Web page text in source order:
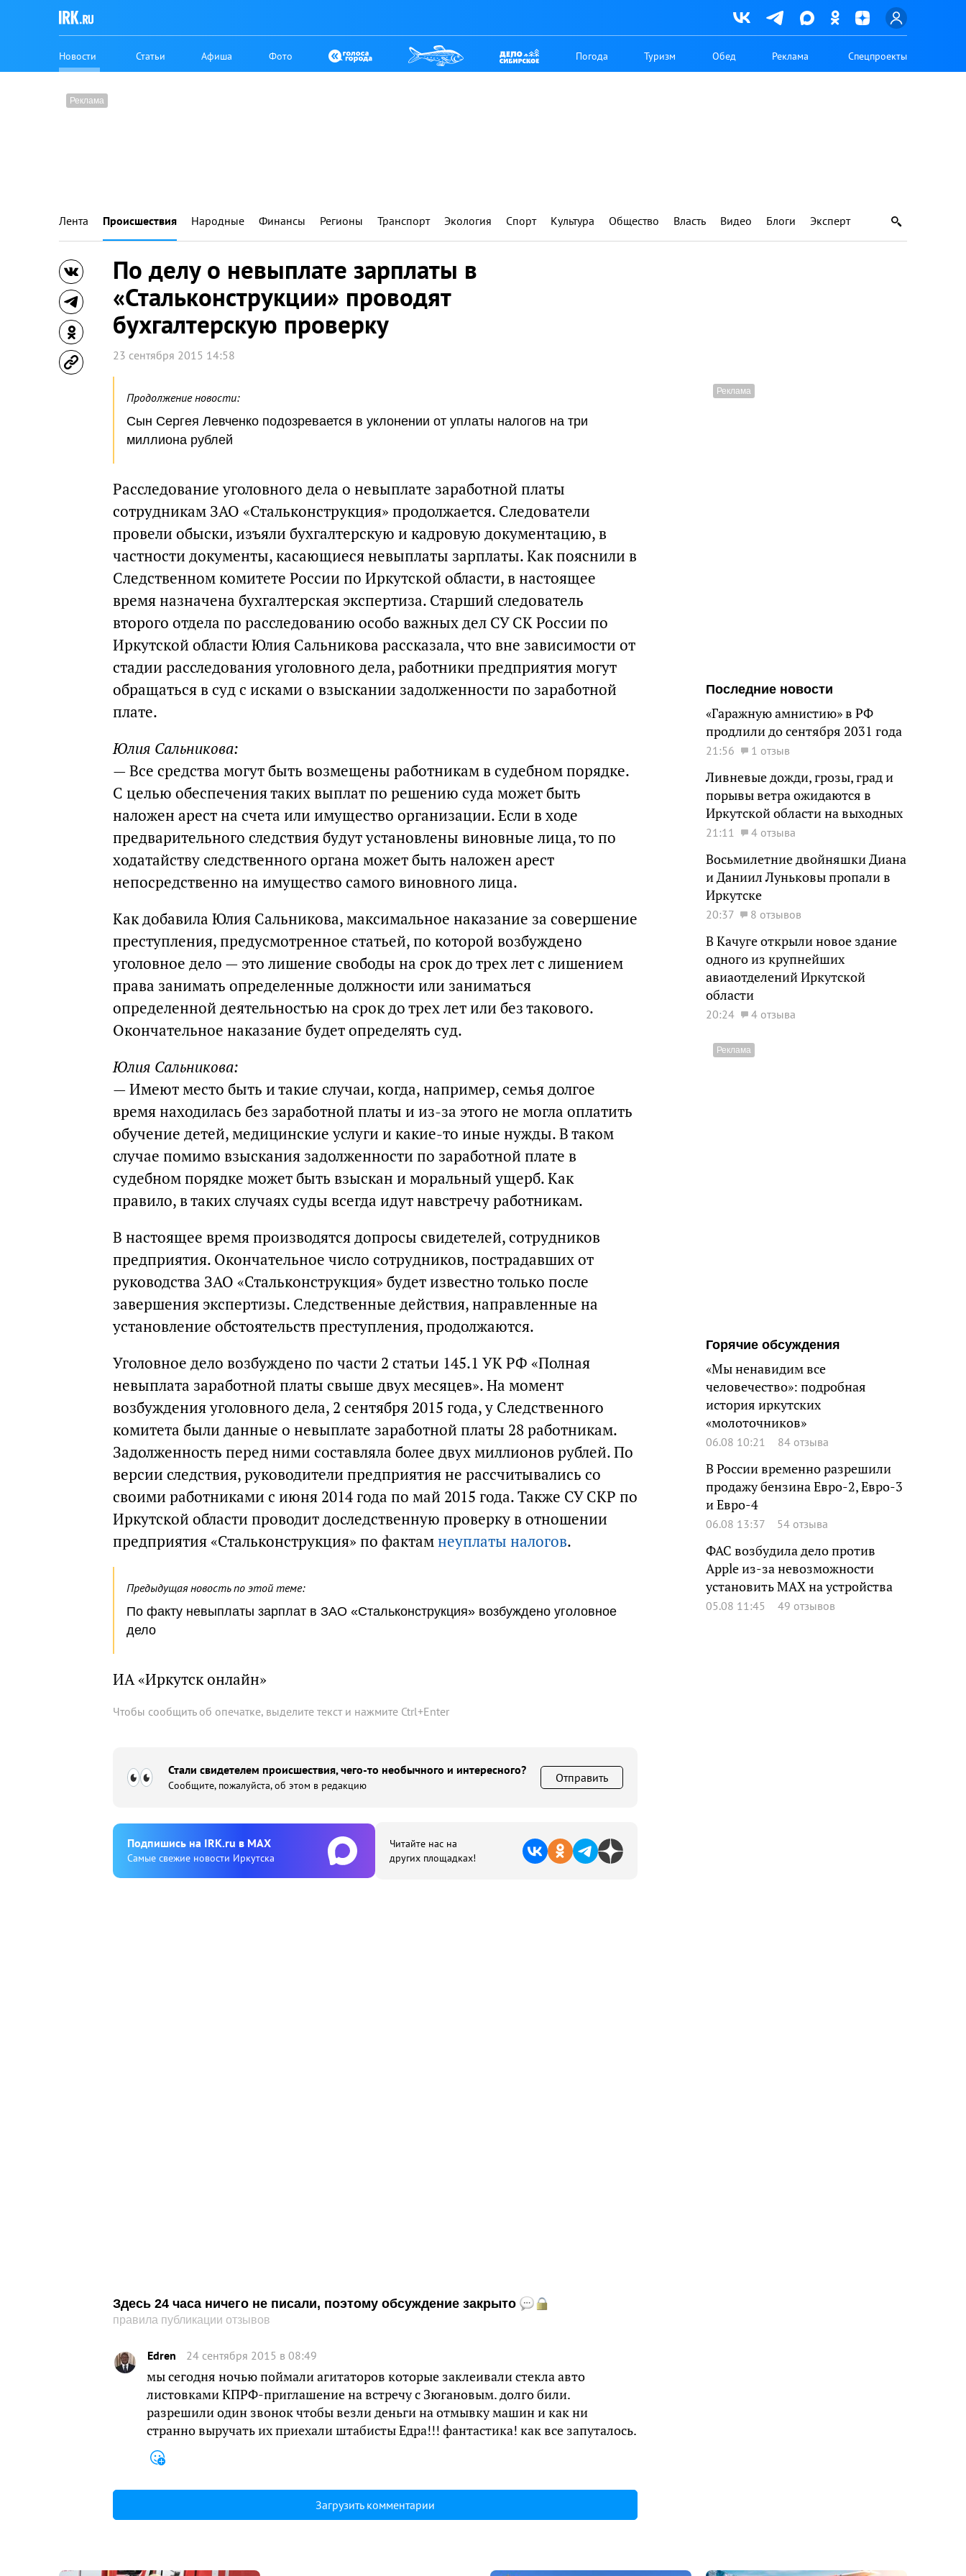
Новости Статьи Афиша Фото Погода Туризм Обед Реклама Спецпроекты
Лента Происшествия Народные Финансы Регионы Транспорт Экология Спорт Культура Общество Власть Видео Блоги Эксперт
По делу о невыплате зарплаты в
«Стальконструкции» проводят
бухгалтерскую проверку
23 сентября 2015 14:58
Продолжение новости:
Сын Сергея Левченко подозревается в уклонении от уплаты налогов на три
миллиона рублей
Расследование уголовного дела о невыплате заработной платы
сотрудникам ЗАО «Стальконструкция» продолжается. Следователи
провели обыски, изъяли бухгалтерскую и кадровую документацию, в
частности документы, касающиеся невыплаты зарплаты. Как пояснили в
Следственном комитете России по Иркутской области, в настоящее
время назначена бухгалтерская экспертиза. Старший следователь
второго отдела по расследованию особо важных дел СУ СК России по
Иркутской области Юлия Сальникова рассказала, что вне зависимости от
стадии расследования уголовного дела, работники предприятия могут
обращаться в суд с исками о взыскании задолженности по заработной
плате.
Юлия Сальникова:
— Все средства могут быть возмещены работникам в судебном порядке.
С целью обеспечения таких выплат по решению суда может быть
наложен арест на счета или имущество организации. Если в ходе
предварительного следствия будут установлены виновные лица, то по
ходатайству следственного органа может быть наложен арест
непосредственно на имущество самого виновного лица.
Как добавила Юлия Сальникова, максимальное наказание за совершение
преступления, предусмотренное статьей, по которой возбуждено
уголовное дело — это лишение свободы на срок до трех лет с лишением
права занимать определенные должности или заниматься
определенной деятельностью на срок до трех лет или без такового.
Окончательное наказание будет определять суд.
Юлия Сальникова:
— Имеют место быть и такие случаи, когда, например, семья долгое
время находилась без заработной платы и из-за этого не могла оплатить
обучение детей, медицинские услуги и какие-то иные нужды. В таком
случае помимо взыскания задолженности по заработной плате в
судебном порядке может быть взыскан и моральный ущерб. Как
правило, в таких случаях суды всегда идут навстречу работникам.
В настоящее время производятся допросы свидетелей, сотрудников
предприятия. Окончательное число сотрудников, пострадавших от
руководства ЗАО «Стальконструкция» будет известно только после
завершения экспертизы. Следственные действия, направленные на
установление обстоятельств преступления, продолжаются.
Уголовное дело возбуждено по части 2 статьи 145.1 УК РФ «Полная
невыплата заработной платы свыше двух месяцев». На момент
возбуждения уголовного дела, 2 сентября 2015 года, у Следственного
комитета были данные о невыплате заработной платы 28 работникам.
Задолженность перед ними составляла более двух миллионов рублей. По
версии следствия, руководители предприятия не рассчитывались со
своими работниками с июня 2014 года по май 2015 года. Также СУ СКР по
Иркутской области проводит доследственную проверку в отношении
предприятия «Стальконструкция» по фактамнеуплаты налогов.
Предыдущая новость по этой теме:
По факту невыплаты зарплат в ЗАО «Стальконструкция» возбуждено уголовное
дело
ИА «Иркутск онлайн»
Чтобы сообщить об опечатке, выделите текст и нажмите Ctrl+Enter
Стали свидетелем происшествия, чего-то необычного и интересного?
Сообщите, пожалуйста, об этом в редакцию
Отправить
Подпишиcь на IRK.ru в MAX
Cамые свежие новости Иркутска
Читайте нас на
других площадках!
Здесь 24 часа ничего не писали, поэтому обсуждение закрыто
правила публикации отзывов
Edren 24 сентября 2015 в 08:49
мы сегодня ночью поймали агитаторов которые заклеивали стекла авто
листовками КПРФ-приглашение на встречу с Зюгановым. долго били.
разрешили один звонок чтобы везли деньги на отмывку машин и как ни
странно выручать их приехали штабисты Едра!!! фантастика! как все запуталось.
Загрузить комментарии
Последние новости
«Гаражную амнистию» в РФ
продлили до сентября 2031 года
21:56 1 отзыв
Ливневые дожди, грозы, град и
порывы ветра ожидаются в
Иркутской области на выходных
21:11 4 отзыва
Восьмилетние двойняшки Диана
и Даниил Луньковы пропали в
Иркутске
20:37 8 отзывов
В Качуге открыли новое здание
одного из крупнейших
авиаотделений Иркутской
области
20:24 4 отзыва
Горячие обсуждения
«Мы ненавидим все
человечество»: подробная
история иркутских
«молоточников»
06.08 10:21 84 отзыва
В России временно разрешили
продажу бензина Евро-2, Евро-3
и Евро-4
06.08 13:37 54 отзыва
ФАС возбудила дело против
Apple из-за невозможности
установить MAX на устройства
05.08 11:45 49 отзывов